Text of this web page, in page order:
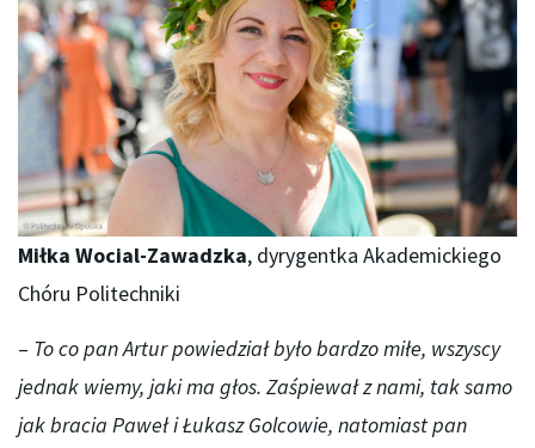
Miłka Wocial-Zawadzka, dyrygentka Akademickiego
Chóru Politechniki
– To co pan Artur powiedział było bardzo miłe, wszyscy
jednak wiemy, jaki ma głos. Zaśpiewał z nami, tak samo
jak bracia Paweł i Łukasz Golcowie, natomiast pan